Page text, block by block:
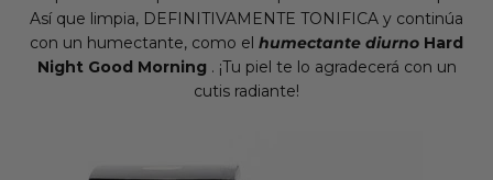
Así que limpia, DEFINITIVAMENTE TONIFICA y continúa
con un humectante, como el humectante diurno Hard
Night Good Morning . ¡Tu piel te lo agradecerá con un
cutis radiante!